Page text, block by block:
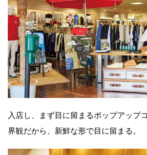
入店し、まず目に留まるポップアップ
界観だから、新鮮な形で目に留まる。